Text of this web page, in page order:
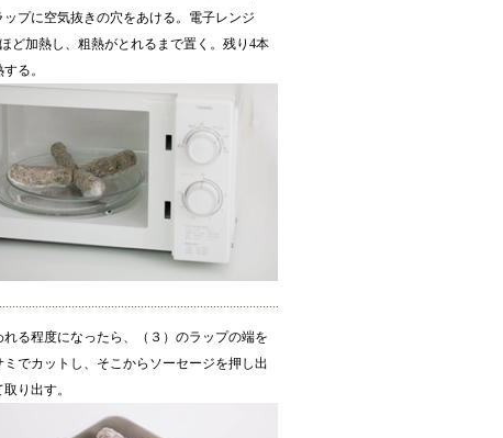
ップに空気抜きの穴をあける。電子レンジ
ど加熱し、粗熱がとれるまで置く。残り4本
る。
れる程度になったら、（３）のラップの端を
ミでカットし、そこからソーセージを押し出
り出す。